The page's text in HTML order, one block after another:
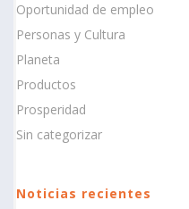
Oportunidad de empleo
Personas y Cultura
Planeta
Productos
Prosperidad
Sin categorizar
Noticias recientes